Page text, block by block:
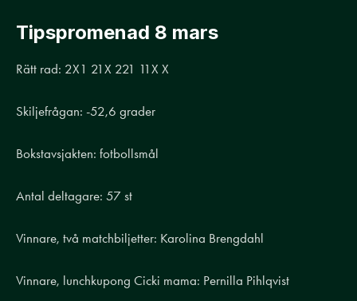
Tipspromenad 8 mars
Rätt rad: 2X1 21X 221 11X X
Skiljefrågan: -52,6 grader
Bokstavsjakten: fotbollsmål
Antal deltagare: 57 st
Vinnare, två matchbiljetter: Karolina Brengdahl
Vinnare, lunchkupong Cicki mama: Pernilla Pihlqvist